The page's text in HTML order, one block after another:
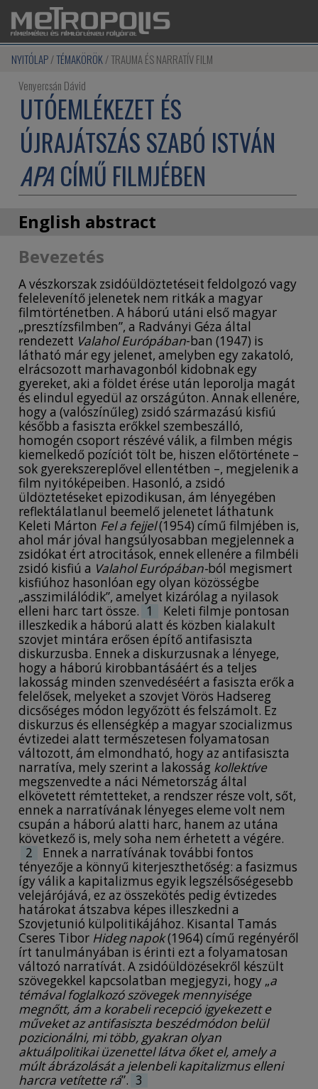
NYITÓLAP TÉMAKÖRÖK TRAUMA ÉS NARRATÍV FILM
Venyercsán Dávid
UTÓEMLÉKEZET ÉS
ÚJRAJÁTSZÁS SZABÓ ISTVÁN
APACÍMŰ FILMJÉBEN
English abstract
POSTMEMORY AND RE-ENACTMENT IN
ISTVÁN SZABÓ’SFATHER
My paper analyzes the example of István Szabó’s
Father (Apa) from 1966. After the contextual
introduction, which contains the short summary
of the Hungarian film approaching the different
events of the Hungarian Holocaust from the ‘40s
to the ‘60s, I would like to focus only on one
scene from the movie, which I consider an
artistic re-enactment driven by the diverse
mechanisms of postmemory, a concept which
was introduced by Marianne Hirsch. The
analyzed scene shows a fictional movie shooting
where the main protagonists, Takó, and his
friends plays Jewish citizens who are being
deported from Budapest to a concentration
camp. In my opinion, the shooting works as a re-
enactment bearing physical and emotional
impact on the different characters through
which they could connect to their incomplete
memories of the war, which memories are
mainly formed by the postmemory-driven
family tales, propaganda pictures and the
different social backgrounds (Jewish and non-
Jewish). Besides the analysis of the various
traumatic effects caused by the artistic re-
enactment, the scene also tackles other issues,
for example the flexible concept of ‘victim-
perpetrator-bystander’ roles etc.
Bevezetés
A vészkorszak zsidóüldöztetéseit feldolgozó vagy
felelevenítő jelenetek nem ritkák a magyar
filmtörténetben. A háború utáni első magyar
„presztízsfilmben”, a Radványi Géza által
rendezett Valahol Európában-ban (1947) is
látható már egy jelenet, amelyben egy zakatoló,
elrácsozott marhavagonból kidobnak egy
gyereket, aki a földet érése után leporolja magát
és elindul egyedül az országúton. Annak ellenére,
hogy a (valószínűleg) zsidó származású kisfiú
később a fasiszta erőkkel szembeszálló,
homogén csoport részévé válik, a filmben mégis
kiemelkedő pozíciót tölt be, hiszen előtörténete –
sok gyerekszereplővel ellentétben –, megjelenik a
film nyitóképeiben. Hasonló, a zsidó
üldöztetéseket epizodikusan, ám lényegében
reflektálatlanul beemelő jelenetet láthatunk
Keleti Márton Fel a fejjel(1954) című filmjében is,
ahol már jóval hangsúlyosabban megjelennek a
zsidókat ért atrocitások, ennek ellenére a filmbéli
zsidó kisfiú a Valahol Európában-ból megismert
kisfiúhoz hasonlóan egy olyan közösségbe
„asszimilálódik”, amelyet kizárólag a nyilasok
elleni harc tart össze. 1
Keleti filmje pontosan
illeszkedik a háború alatt és közben kialakult
szovjet mintára erősen építő antifasiszta
diskurzusba. Ennek a diskurzusnak a lényege,
hogy a háború kirobbantásáért és a teljes
lakosság minden szenvedéséért a fasiszta erők a
felelősek, melyeket a szovjet Vörös Hadsereg
dicsőséges módon legyőzött és felszámolt. Ez
diskurzus és ellenségkép a magyar szocializmus
évtizedei alatt természetesen folyamatosan
változott, ám elmondható, hogy az antifasiszta
narratíva, mely szerint a lakosság kollektíve
megszenvedte a náci Németország által
elkövetett rémtetteket, a rendszer része volt, sőt,
ennek a narratívának lényeges eleme volt nem
csupán a háború alatti harc, hanem az utána
következő is, mely soha nem érhetett a végére.
2
Ennek a narratívának további fontos
tényezője a könnyű kiterjeszthetőség: a fasizmus
így válik a kapitalizmus egyik legszélsőségesebb
velejárójává, ez az összekötés pedig évtizedes
határokat átszabva képes illeszkedni a
Szovjetunió külpolitikájához. Kisantal Tamás
Cseres Tibor Hideg napok(1964) című regényéről
írt tanulmányában is érinti ezt a folyamatosan
változó narratívát. A zsidóüldözésekről készült
szövegekkel kapcsolatban megjegyzi, hogy „a
témával foglalkozó szövegek mennyisége
megnőtt, ám a korabeli recepció igyekezett e
műveket az antifasiszta beszédmódon belül
pozicionálni, mi több, gyakran olyan
aktuálpolitikai üzenettel látva őket el, amely a
múlt ábrázolását a jelenbeli kapitalizmus elleni
harcra vetítette rá”. 3